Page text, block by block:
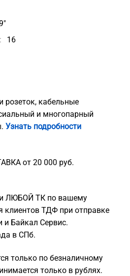
16
розеток, кабельные
и многопарный
Узнать подробности
от 20 000 руб.
ЛЮБОЙ ТК по вашему
клиентов ТДФ при отправке
Байкал Сервис.
в СПб.
только по безналичному
только в рублях.